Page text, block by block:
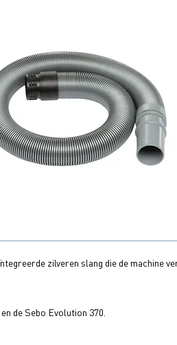
zilveren slang die de machine
de Sebo Evolution 370.